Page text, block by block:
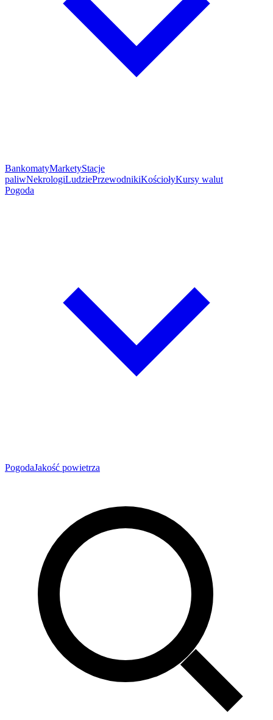
BankomatyMarketyStacje
paliwNekrologiLudziePrzewodnikiKościołyKursy walut
Pogoda
PogodaJakość powietrza